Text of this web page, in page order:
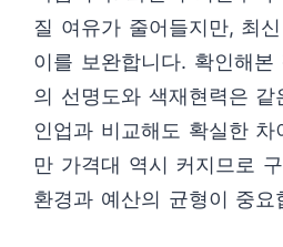
질 여유가 줄어들지만, 최
이를 보완합니다. 확인해
의 선명도와 색재현력은
인업과 비교해도 확실한
만 가격대 역시 커지므로
환경과 예산의 균형이 중요